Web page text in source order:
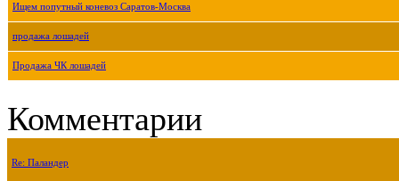
Ищем попутный коневоз Саратов-Москва
продажа лошадей
Продажа ЧК лошадей
Комментарии
Re: Паландер